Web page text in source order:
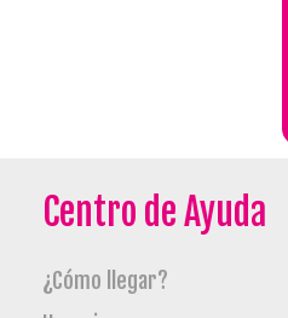
Centro de Ayuda
¿Cómo llegar?